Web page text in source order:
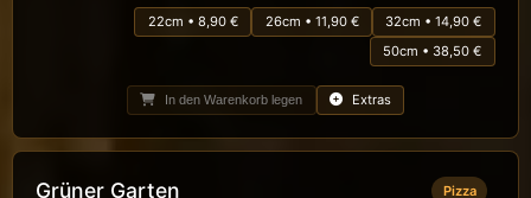
22cm • 8,90 € 26cm • 11,90 €
32cm • 14,90 €
50cm • 38,50 €
In den Warenkorb legen Extras
Grüner Garten Pizza